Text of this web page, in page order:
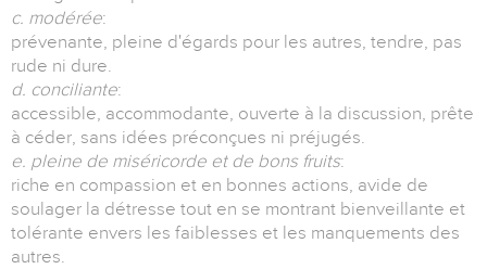
c. modérée:
prévenante, pleine d'égards pour les autres, tendre, pas
rude ni dure.
d. conciliante:
accessible, accommodante, ouverte à la discussion, prête
à céder, sans idées préconçues ni préjugés.
e. pleine de miséricorde et de bons fruits:
riche en compassion et en bonnes actions, avide de
soulager la détresse tout en se montrant bienveillante et
tolérante envers les faiblesses et les manquements des
autres.